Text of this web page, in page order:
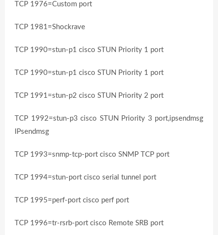
TCP 1976=Custom port
TCP 1981=Shockrave
TCP 1990=stun-p1 cisco STUN Priority 1 port
TCP 1990=stun-p1 cisco STUN Priority 1 port
TCP 1991=stun-p2 cisco STUN Priority 2 port
TCP 1992=stun-p3 cisco STUN Priority 3 port,ipsendmsg
IPsendmsg
TCP 1993=snmp-tcp-port cisco SNMP TCP port
TCP 1994=stun-port cisco serial tunnel port
TCP 1995=perf-port cisco perf port
TCP 1996=tr-rsrb-port cisco Remote SRB port